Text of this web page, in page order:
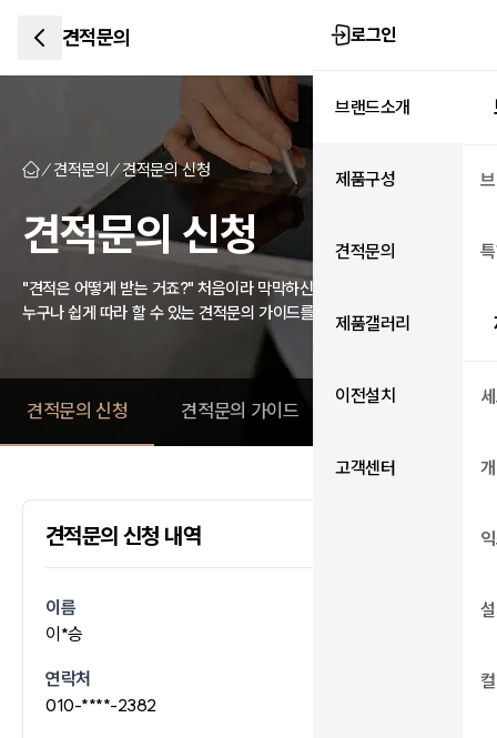
견적문의 로그인
브랜드소개
제품구성
견적문의
제품갤러리
이전설치
고객센터
견적문의 견적문의 신청
견적문의 신청
"견적은 어떻게 받는 거죠?" 처음이라 막막하신 분들을 위한 가이드
누구나 쉽게 따라 할 수 있는 견적문의 가이드를 확인하세요.
견적문의 신청 견적문의 가이드
견적문의 신청 내역
이름
이*승
연락처
010-****-2382